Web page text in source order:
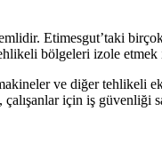
Etimesgut’taki
bölgeleri izole
ve diğer
için iş güvenliği